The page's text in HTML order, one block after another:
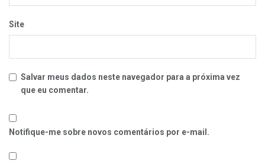
Site
Salvar meus dados neste navegador para a próxima vez
que eu comentar.
Notifique-me sobre novos comentários por e-mail.